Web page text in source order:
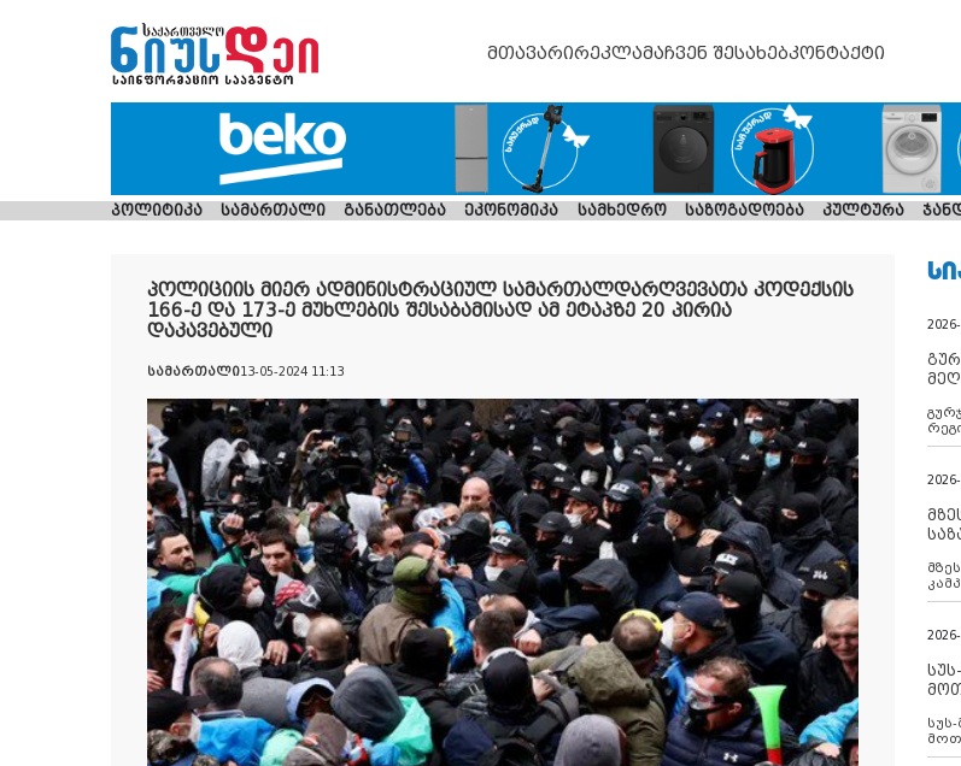
მთავარირეკლამაჩვენ შესახებკონტაქტი
პოლიტიკა სამართალი განათლება ეკონომიკა სამხედრო საზოგადოება კულტურა
პოლიციის მიერ ადმინისტრაციულ სამართალდარღვევათა კოდექსის
166-ე და 173-ე მუხლების შესაბამისად ამ ეტაპზე 20 პირია
დაკავებული
სამართალი13-05-2024 11:13
სუს-მა დიდი